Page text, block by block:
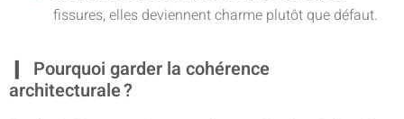
fissures, elles deviennent charme plutôt que défaut.
Pourquoi garder la cohérence
architecturale ?